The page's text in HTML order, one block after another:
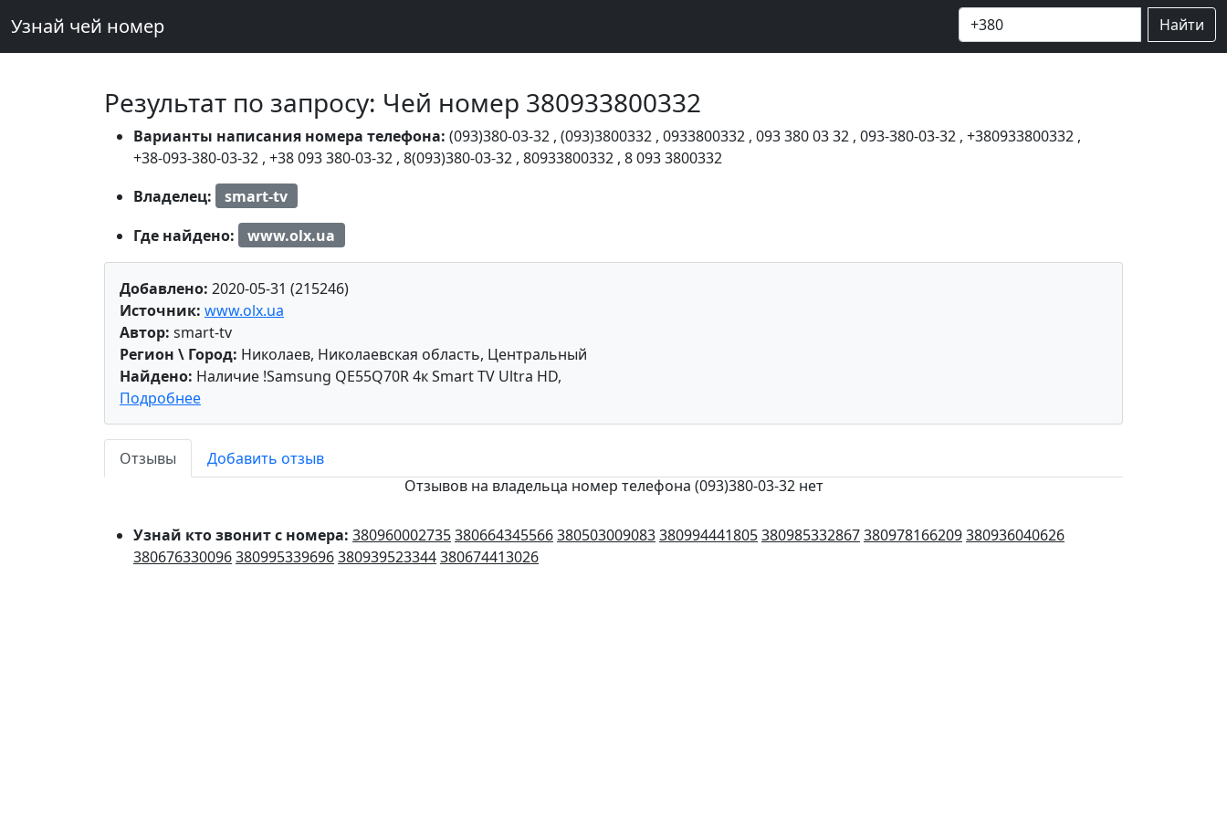
Узнай чей номер Найти
Результат по запросу: Чей номер 380933800332
Варианты написания номера телефона: (093)380-03-32 , (093)3800332 , 0933800332 , 093 380 03 32 , 093-380-03-32 , +380933800332 ,
+38-093-380-03-32 , +38 093 380-03-32 , 8(093)380-03-32 , 80933800332 , 8 093 3800332
Владелец:
smart-tv
Где найдено:
www.olx.ua
Добавлено: 2020-05-31 (215246)
Источник: www.olx.ua
Автор: smart-tv
Регион \ Город: Николаев, Николаевская область, Центральный
Найдено: Наличие !Samsung QE55Q70R 4к Smart TV Ultra HD,
Подробнее
Отзывы
Добавить отзыв
Отзывов на владельца номер телефона (093)380-03-32 нет
Узнай кто звонит с номера: 380960002735380664345566380503009083380994441805380985332867380978166209380936040626
380676330096380995339696380939523344380674413026